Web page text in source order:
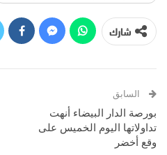
شارك
السابق
بورصة الدار البيضاء أنهت
تداولاتها اليوم الخميس على
وقع أخضر